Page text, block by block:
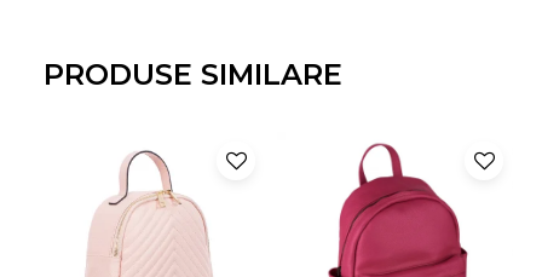
PRODUSE SIMILARE